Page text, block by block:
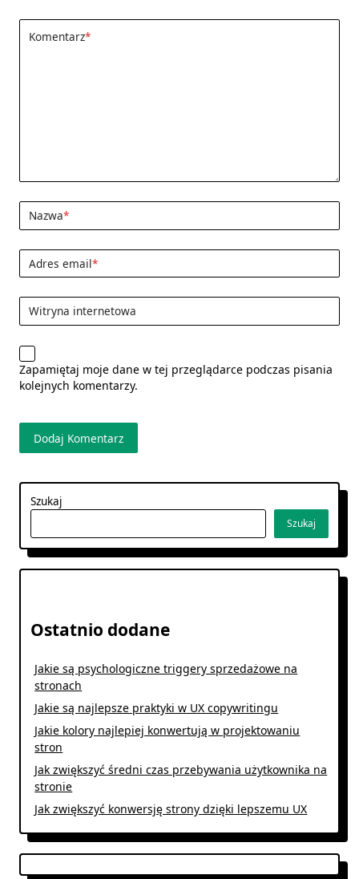
Komentarz*
Nazwa*
Adres email*
Witryna internetowa
Zapamiętaj moje dane w tej przeglądarce podczas pisania
kolejnych komentarzy.
Szukaj
Szukaj
Ostatnio dodane
Jakie są psychologiczne triggery sprzedażowe na
stronach
Jakie są najlepsze praktyki w UX copywritingu
Jakie kolory najlepiej konwertują w projektowaniu
stron
Jak zwiększyć średni czas przebywania użytkownika na
stronie
Jak zwiększyć konwersję strony dzięki lepszemu UX